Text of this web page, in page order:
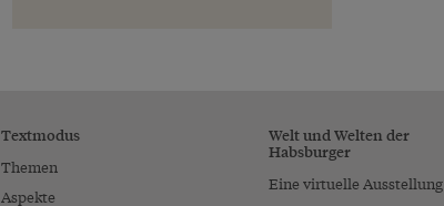
Textmodus
Themen
Aspekte
Welt und Welten der
Habsburger
Eine virtuelle Ausstellung